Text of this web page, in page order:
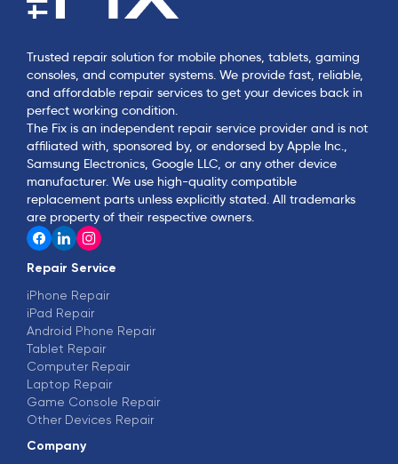
Trusted repair solution for mobile phones, tablets, gaming
consoles, and computer systems. We provide fast, reliable,
and affordable repair services to get your devices back in
perfect working condition.
The Fix is an independent repair service provider and is not
affiliated with, sponsored by, or endorsed by Apple Inc.,
Samsung Electronics, Google LLC, or any other device
manufacturer. We use high-quality compatible
replacement parts unless explicitly stated. All trademarks
are property of their respective owners.
Repair Service
iPhone Repair
iPad Repair
Android Phone Repair
Tablet Repair
Computer Repair
Laptop Repair
Game Console Repair
Other Devices Repair
Company